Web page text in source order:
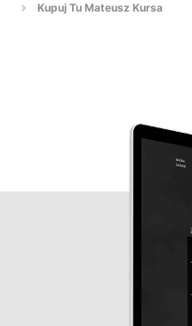
Kupuj Tu Mateusz Kursa